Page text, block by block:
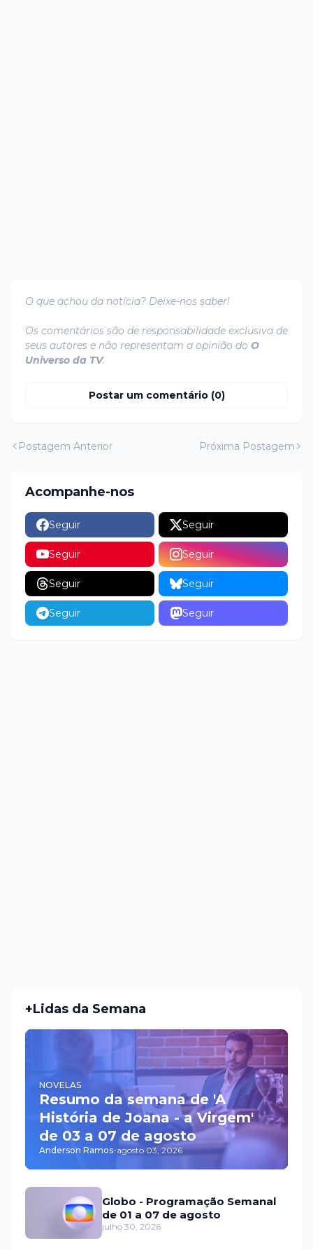
O que achou da notícia? Deixe-nos saber!
Os comentários são de responsabilidade exclusiva de
seus autores e não representam a opinião do O
Universo da TV.
Postar um comentário (0)
Postagem Anterior Próxima Postagem
Acompanhe-nos
Seguir Seguir
Seguir Seguir
Seguir Seguir
Seguir Seguir
+Lidas da Semana
NOVELAS
Resumo da semana de 'A
História de Joana - a Virgem'
de 03 a 07 de agosto
Anderson Ramos-agosto 03, 2026
Globo - Programação Semanal
de 01 a 07 de agosto
julho 30, 2026